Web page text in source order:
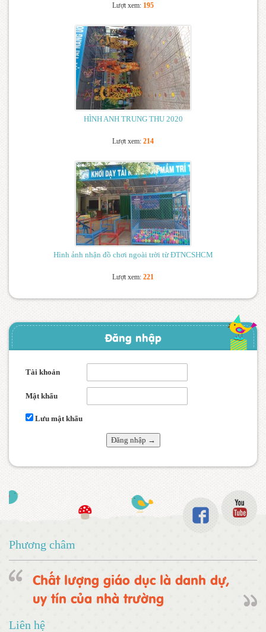
Lượt xem: 195
HÌNH ANH TRUNG THU 2020
Lượt xem: 214
Hình ảnh nhận đồ chơi ngoài trời từ ĐTNCSHCM
Lượt xem: 221
Đăng nhập
Tài khoản
Mật khẩu
Lưu mật khẩu
Phương châm
Chất lượng giáo dục là danh dự,
uy tín của nhà trường
Liên hệ